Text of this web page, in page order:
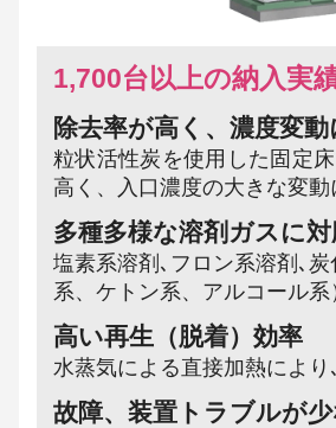
1,700台以上の納入実
除去率が高く、濃度変
粒状活性炭を使用した固定
高く、入口濃度の大きな変
多種多様な溶剤ガスに
塩素系溶剤､フロン系溶剤､
系、ケトン系、アルコール
高い再生（脱着）効率
水蒸気による直接加熱によ
故障、装置トラブルが